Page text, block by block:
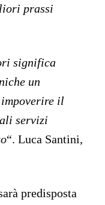
prassi
significa
un
il
servizi
“. Luca Santini,
predisposta